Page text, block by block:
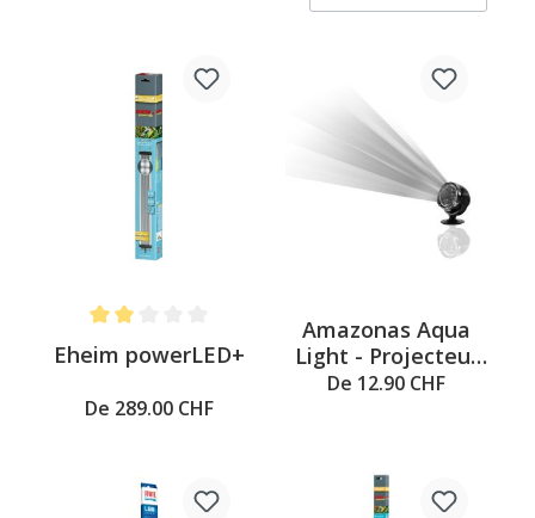
Note moyenne de 2 sur 5 étoiles
Eheim powerLED+
De 289.00 CHF
Amazonas Aqua
Light - Projecteur
à LED submersible
De 12.90 CHF